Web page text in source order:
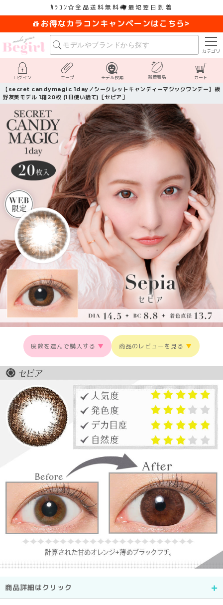
ｶﾗｺﾝ 全品送料無料 最短翌日到着
お得なカラコンキャンペーンはこちら>
カテゴリ
ログイン キープ モデル検索 新着商品 カート
【secret candymagic 1day／シークレットキャンディーマジックワンデー】板
野友美モデル 1箱20枚 (1日使い捨て)［セピア］
度数を選んで購入する ▼ 商品のレビューを見る ▼
商品詳細はクリック